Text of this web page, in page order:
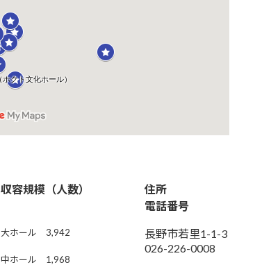
収容規模（人数）
住所
電話番号
大ホール 3,942
中ホール 1,968
長野市若里1-1-3
026-226-0008